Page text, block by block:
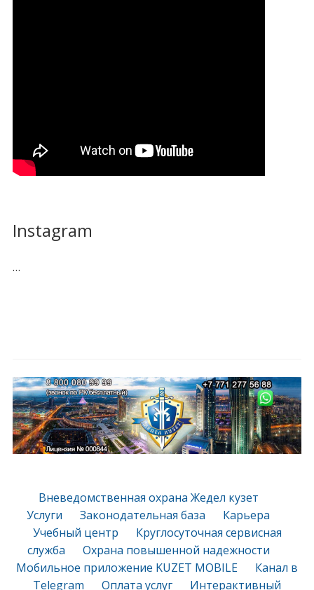
Instagram
…
Вневедомственная охрана Жедел кузет
Услуги
Законодательная база
Карьера
Учебный центр
Круглосуточная сервисная
служба
Охрана повышенной надежности
Мобильное приложение KUZET MOBILE
Канал в
Telegram
Оплата услуг Интерактивный